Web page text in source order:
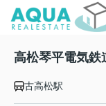
高松琴平電気鉄
古高松駅